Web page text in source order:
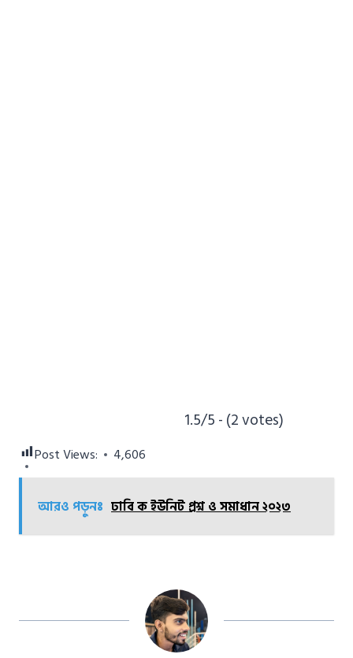
1.5/5 - (2 votes)
Post Views: 4,606
আরও পড়ুনঃ ঢাবি ক ইউনিট প্রশ্ন ও সমাধান ২০২৩